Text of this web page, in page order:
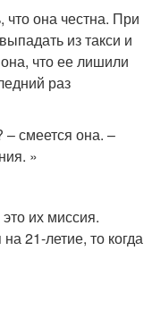
она честна. При
из такси и
что ее лишили
раз
– смеется она. –
»
их миссия.
21-летие, то когда